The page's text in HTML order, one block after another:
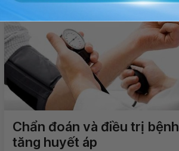
Chẩn đoán và điều trị bệnh
tăng huyết áp